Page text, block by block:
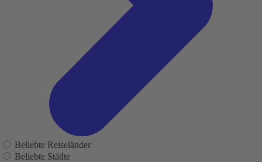
Beliebte Reiseländer
Beliebte Städte